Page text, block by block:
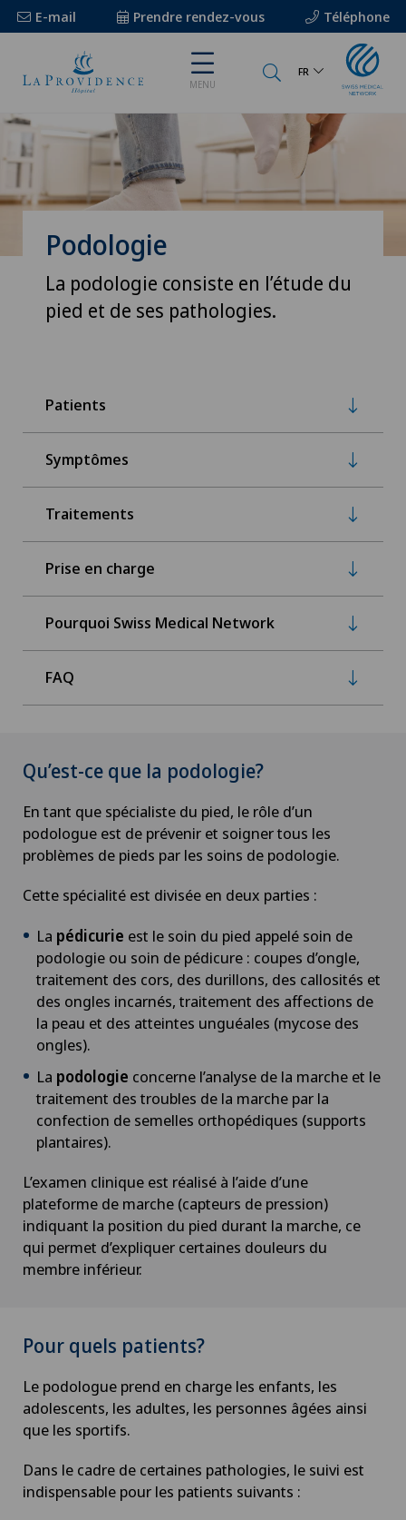
E-mail Prendre rendez-vous Téléphone
MENU
FR
Podologie
La podologie consiste en l’étude du
pied et de ses pathologies.
Patients
Symptômes
Traitements
Prise en charge
Pourquoi Swiss Medical Network
FAQ
Qu’est-ce que la podologie?
En tant que spécialiste du pied, le rôle d’un
podologue est de prévenir et soigner tous les
problèmes de pieds par les soins de podologie.
Cette spécialité est divisée en deux parties :
La pédicurie est le soin du pied appelé soin de
podologie ou soin de pédicure : coupes d’ongle,
traitement des cors, des durillons, des callosités et
des ongles incarnés, traitement des affections de
la peau et des atteintes unguéales (mycose des
ongles).
La podologie concerne l’analyse de la marche et le
traitement des troubles de la marche par la
confection de semelles orthopédiques (supports
plantaires).
L’examen clinique est réalisé à l’aide d’une
plateforme de marche (capteurs de pression)
indiquant la position du pied durant la marche, ce
qui permet d’expliquer certaines douleurs du
membre inférieur.
Pour quels patients?
Le podologue prend en charge les enfants, les
adolescents, les adultes, les personnes âgées ainsi
que les sportifs.
Dans le cadre de certaines pathologies, le suivi est
indispensable pour les patients suivants :